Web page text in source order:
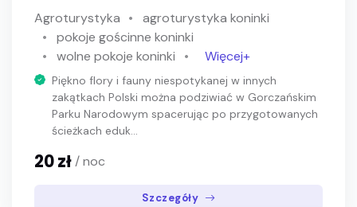
Agroturystyka
agroturystyka koninki
pokoje gościnne koninki
wolne pokoje koninki
Więcej+
Piękno flory i fauny niespotykanej w innych
zakątkach Polski można podziwiać w Gorczańskim
Parku Narodowym spacerując po przygotowanych
ścieżkach eduk...
20 zł / noc
Szczegóły